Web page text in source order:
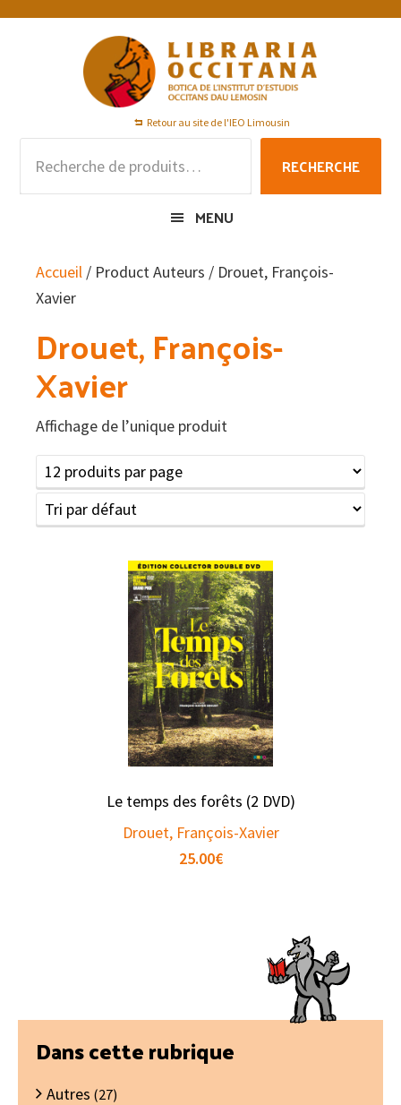
Passer
Passer
Passer
Retour au site de l'IEO Limousin
pour :
RECHERCHE
MENU
Accueil / Product Auteurs / Drouet, François-
Xavier
Drouet, François-
Xavier
Affichage de l’unique produit
Le temps des forêts (2 DVD)
Drouet, François-Xavier
25.00€
Barre
latérale
Dans cette rubrique
Autres (27)